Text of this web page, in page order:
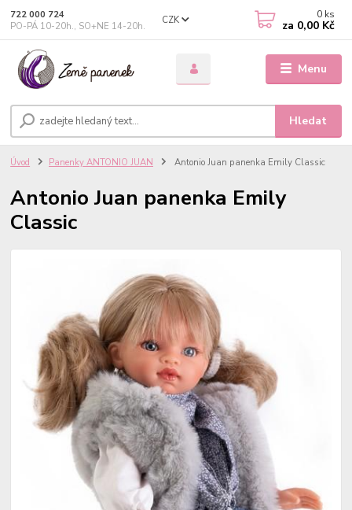
Menu
CZK
Hledat
722 000 724
PO-PÁ 10-20h., SO+NE 14-20h.
0 ks
za 0,00 Kč
Úvod Panenky ANTONIO JUAN Antonio Juan panenka Emily Classic
Antonio Juan panenka Emily
Classic